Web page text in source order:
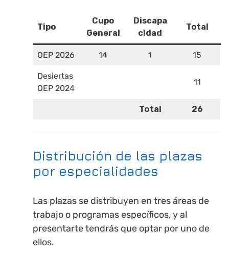
Tipo
Cupo
General
Discapa
cidad
Total
OEP 2026 14 1 15
Desiertas
OEP 2024
11
Total 26
Distribución de las plazas
por especialidades
Las plazas se distribuyen en tres áreas de
trabajo o programas específicos, y al
presentarte tendrás que optar por uno de
ellos.